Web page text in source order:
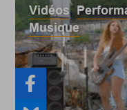
Vidéos,
Musique